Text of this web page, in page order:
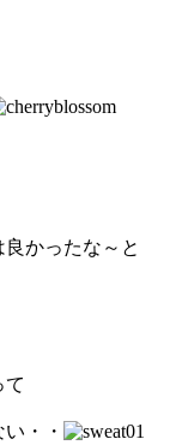
かったな～と
・・